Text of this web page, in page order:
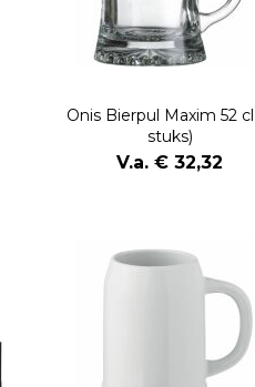
Onis Bierpul Maxim 52
stuks)
V.a. € 32,32